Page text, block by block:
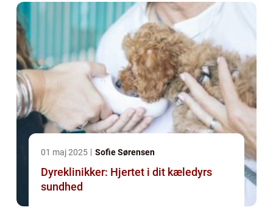
01 maj 2025 Sofie Sørensen
Dyreklinikker: Hjertet i dit kæledyrs
sundhed